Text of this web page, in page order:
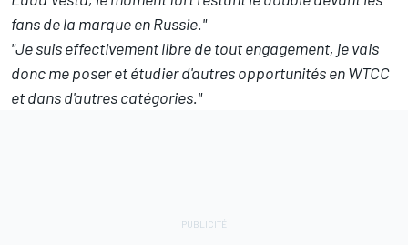
fans de la marque en Russie."
"Je suis effectivement libre de tout engagement, je vais
donc me poser et étudier d'autres opportunités en WTCC
et dans d'autres catégories."